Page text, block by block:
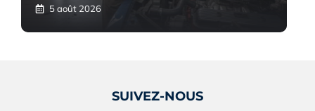
5 août 2026
SUIVEZ-NOUS